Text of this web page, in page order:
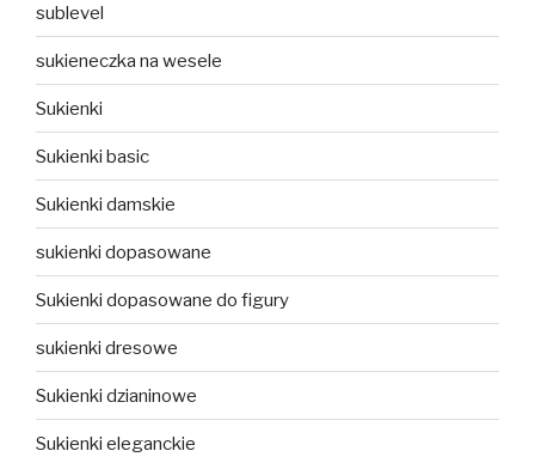
sublevel
sukieneczka na wesele
Sukienki
Sukienki basic
Sukienki damskie
sukienki dopasowane
Sukienki dopasowane do figury
sukienki dresowe
Sukienki dzianinowe
Sukienki eleganckie